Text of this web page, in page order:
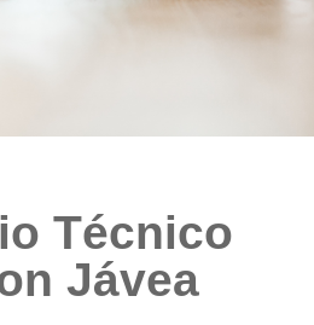
Técnico
Jávea